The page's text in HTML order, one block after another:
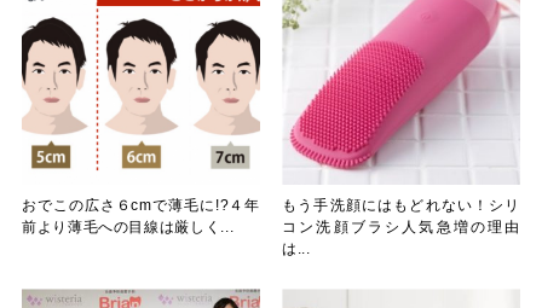
おでこの広さ６cmで薄毛に!?４年
前より薄毛への目線は厳しく...
もう手洗顔にはもどれない！シリ
コン洗顔ブラシ人気急増の理由
は...